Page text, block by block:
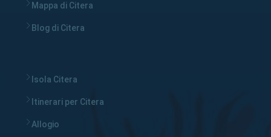
Mappa di Citera
Blog di Citera
Isola Citera
Itinerari per Citera
Allogio